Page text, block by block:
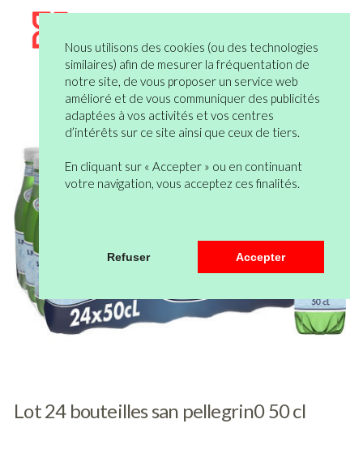
Nous utilisons des cookies (ou des technologies
similaires) afin de mesurer la fréquentation de
notre site, de vous proposer un service web
amélioré et de vous communiquer des publicités
adaptées à vos activités et vos centres
d’intérêts sur ce site ainsi que ceux de tiers.
En cliquant sur « Accepter » ou en continuant
votre navigation, vous acceptez ces finalités.
Refuser Accepter
Lot 24 bouteilles san pellegrin0 50 cl